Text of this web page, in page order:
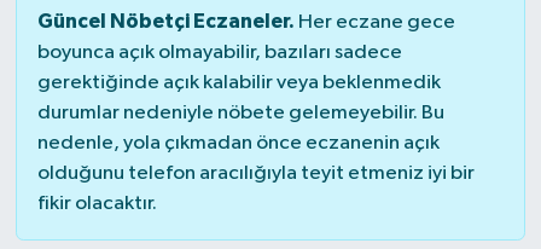
Güncel Nöbetçi Eczaneler. Her eczane gece
boyunca açık olmayabilir, bazıları sadece
gerektiğinde açık kalabilir veya beklenmedik
durumlar nedeniyle nöbete gelemeyebilir. Bu
nedenle, yola çıkmadan önce eczanenin açık
olduğunu telefon aracılığıyla teyit etmeniz iyi bir
fikir olacaktır.